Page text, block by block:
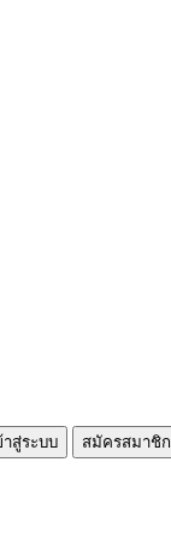
าสู่ระบบ
สมัครสมาชิก